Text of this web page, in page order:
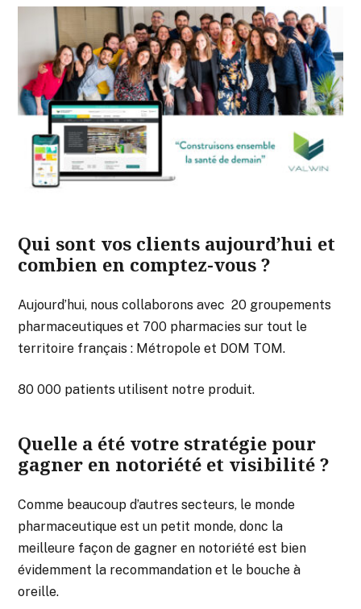
Qui sont vos clients aujourd’hui et
combien en comptez-vous ?
Aujourd’hui, nous collaborons avec 20 groupements
pharmaceutiques et 700 pharmacies sur tout le
territoire français : Métropole et DOM TOM.
80 000 patients utilisent notre produit.
Quelle a été votre stratégie pour
gagner en notoriété et visibilité ?
Comme beaucoup d’autres secteurs, le monde
pharmaceutique est un petit monde, donc la
meilleure façon de gagner en notoriété est bien
évidemment la recommandation et le bouche à
oreille.